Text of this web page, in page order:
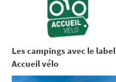
Les campings avec le label
Accueil vélo